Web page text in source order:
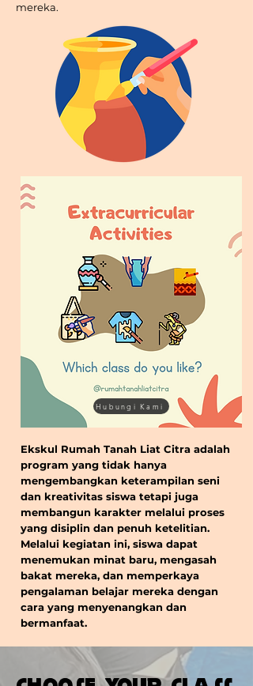
mereka.
Hubungi Kami
Ekskul Rumah Tanah Liat Citra adalah
program yang tidak hanya
mengembangkan keterampilan seni
dan kreativitas siswa tetapi juga
membangun karakter melalui proses
yang disiplin dan penuh ketelitian.
Melalui kegiatan ini, siswa dapat
menemukan minat baru, mengasah
bakat mereka, dan memperkaya
pengalaman belajar mereka dengan
cara yang menyenangkan dan
bermanfaat.​